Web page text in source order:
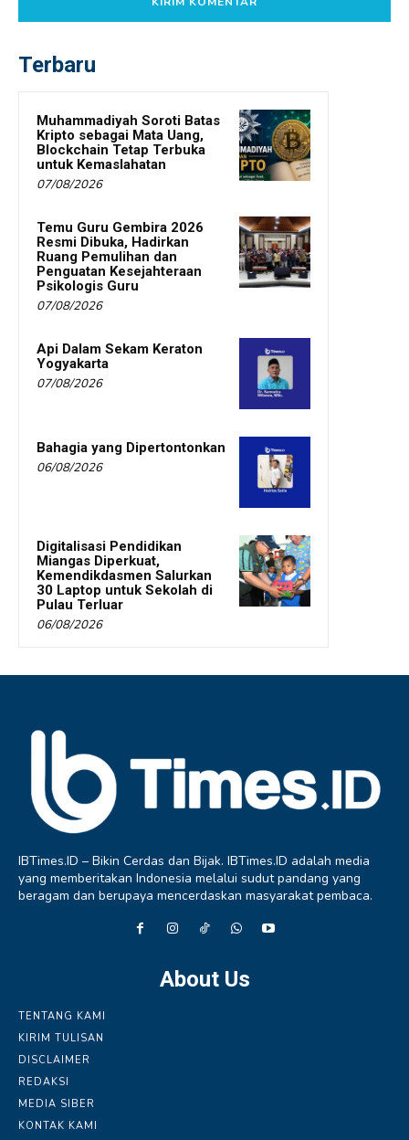
Terbaru
Muhammadiyah Soroti Batas
Kripto sebagai Mata Uang,
Blockchain Tetap Terbuka
untuk Kemaslahatan
07/08/2026
Temu Guru Gembira 2026
Resmi Dibuka, Hadirkan
Ruang Pemulihan dan
Penguatan Kesejahteraan
Psikologis Guru
07/08/2026
Api Dalam Sekam Keraton
Yogyakarta
07/08/2026
Bahagia yang Dipertontonkan
06/08/2026
Digitalisasi Pendidikan
Miangas Diperkuat,
Kemendikdasmen Salurkan
30 Laptop untuk Sekolah di
Pulau Terluar
06/08/2026
IBTimes.ID – Bikin Cerdas dan Bijak. IBTimes.ID adalah media
yang memberitakan Indonesia melalui sudut pandang yang
beragam dan berupaya mencerdaskan masyarakat pembaca.
About Us
TENTANG KAMI
KIRIM TULISAN
DISCLAIMER
REDAKSI
MEDIA SIBER
KONTAK KAMI